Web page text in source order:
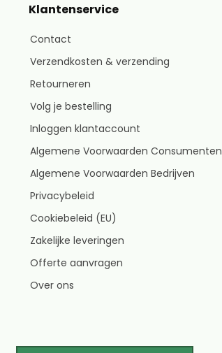
Klantenservice
Contact
Verzendkosten & verzending
Retourneren
Volg je bestelling
Inloggen klantaccount
Algemene Voorwaarden Consumenten
Algemene Voorwaarden Bedrijven
Privacybeleid
Cookiebeleid (EU)
Zakelijke leveringen
Offerte aanvragen
Over ons